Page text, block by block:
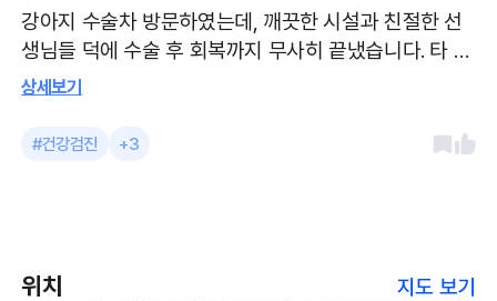
습니다.주차는 도보로이용해서잘모르겠어
여^^;;; 대기시간은 없었고 예악없이방문해
도 원스톱으로 진료잘봤습니다.
강아지 수술차 방문하였는데, 깨끗한 시설과 친절한 선
생님들 덕에 수술 후 회복까지 무사히 끝냈습니다. 타 병
원과의 가장 큰 차이점은 처치과정부터 수술집도까지
으신 것이라 생각이 듭니다. 폐쇄적인 병원이 많은데, 좋
상세보기
#건강검진 +3
위치 지도 보기